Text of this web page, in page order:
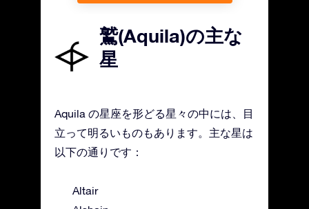
鷲(Aquila)の主な
星
Aquila の星座を形どる星々の中には、目
立って明るいものもあります。主な星は
以下の通りです：
Altair